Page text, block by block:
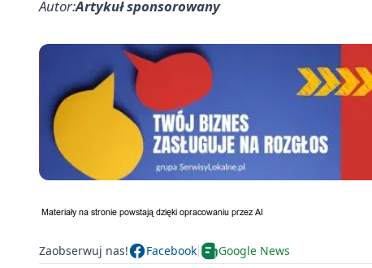
Autor:Artykuł sponsorowany
Zaobserwuj nas! Facebook Google News